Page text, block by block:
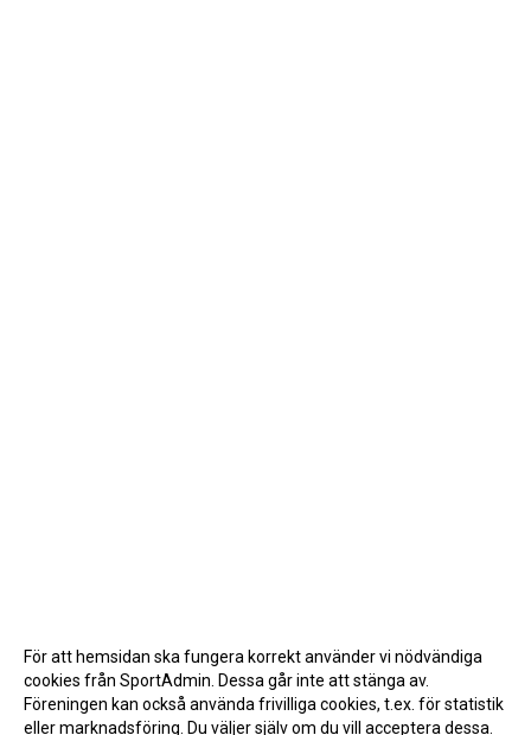
För att hemsidan ska fungera korrekt använder vi nödvändiga
cookies från SportAdmin. Dessa går inte att stänga av.
Föreningen kan också använda frivilliga cookies, t.ex. för statistik
eller marknadsföring. Du väljer själv om du vill acceptera dessa.